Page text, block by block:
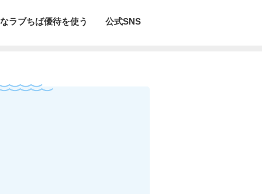
ラブちば優待を使う 公式SNS